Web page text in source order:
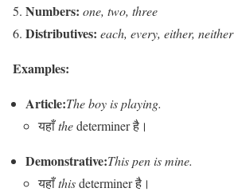
Numbers: one, two, three
Distributives: each, every, either, neither
Examples:
Article:The boy is playing.
यहाँthedeterminer है।
Demonstrative:This pen is mine.
यहाँthisdeterminer है।